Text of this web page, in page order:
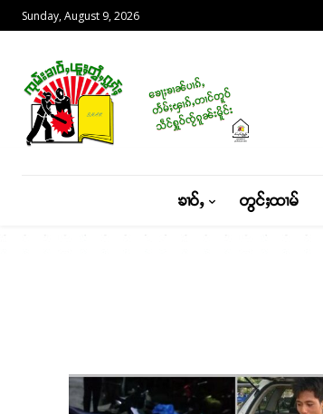
Sunday, August 9, 2026
ၶၢဝ်ႇ တွင်ႈထၢမ်